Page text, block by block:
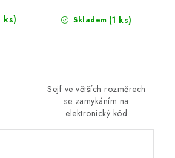
ks) Skladem (1 ks)
Sejf ve větších rozměrech
se zamykáním na
elektronický kód